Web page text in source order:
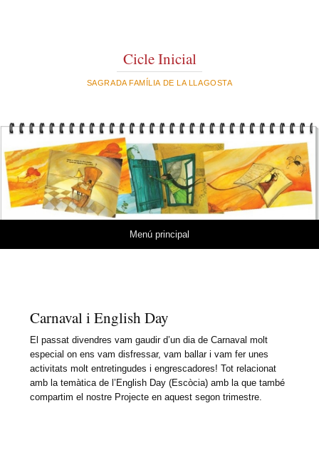
Cicle Inicial
SAGRADA FAMÍLIA DE LA LLAGOSTA
Menú principal
Carnaval i English Day
El passat divendres vam gaudir d’un dia de Carnaval molt
especial on ens vam disfressar, vam ballar i vam fer unes
activitats molt entretingudes i engrescadores! Tot relacionat
amb la temàtica de l’English Day (Escòcia) amb la que també
compartim el nostre Projecte en aquest segon trimestre.